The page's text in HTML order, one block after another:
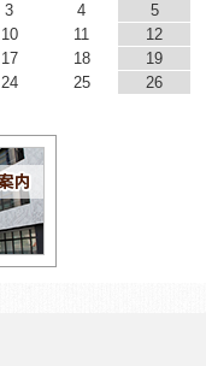
3 4
5
10 11
12
17 18
19
24 25
26